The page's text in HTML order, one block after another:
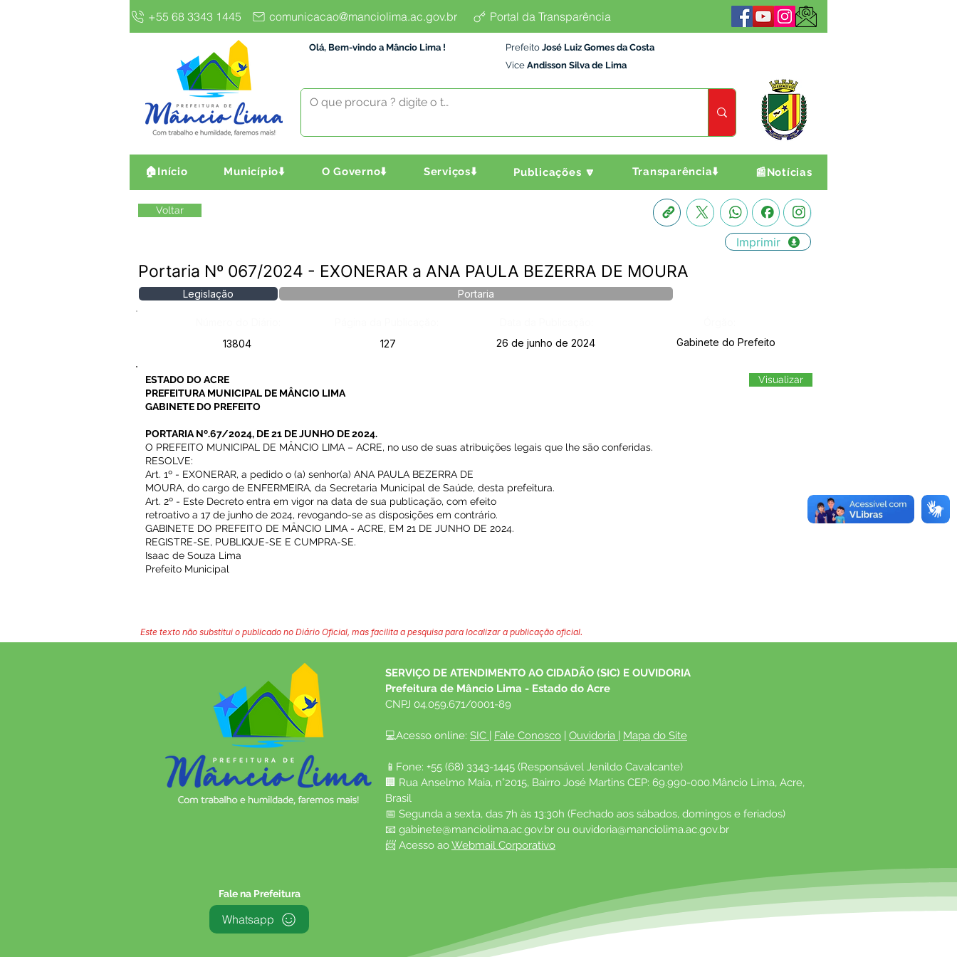
+55 68 3343 1445 comunicacao@manciolima.ac.gov.br Portal da Transparência
Olá, Bem-vindo a Mâncio Lima ! Prefeito José Luiz Gomes da Costa
Vice Andisson Silva de Lima
🏠Início Município⬇️ O Governo⬇️ Serviços⬇️ Publicações 🔽 Transparência⬇️ 📰Notícias
Voltar
Imprimir
Portaria Nº 067/2024 - EXONERAR a ANA PAULA BEZERRA DE MOURA
Legislação Portaria
13804
127 26 de junho de 2024 Gabinete do Prefeito
ESTADO DO ACRE
PREFEITURA MUNICIPAL DE MÂNCIO LIMA
GABINETE DO PREFEITO
PORTARIA Nº.67/2024, DE 21 DE JUNHO DE 2024.
O PREFEITO MUNICIPAL DE MÂNCIO LIMA – ACRE, no uso de suas atribuições legais que lhe são conferidas.
RESOLVE:
Art. 1º - EXONERAR, a pedido o (a) senhor(a) ANA PAULA BEZERRA DE
MOURA, do cargo de ENFERMEIRA, da Secretaria Municipal de Saúde, desta prefeitura.
Art. 2º - Este Decreto entra em vigor na data de sua publicação, com efeito
retroativo a 17 de junho de 2024, revogando-se as disposições em contrário.
GABINETE DO PREFEITO DE MÂNCIO LIMA - ACRE, EM 21 DE JUNHO DE 2024.
REGISTRE-SE, PUBLIQUE-SE E CUMPRA-SE.
Isaac de Souza Lima
Prefeito Municipal
Visualizar
Este texto não substitui o publicado no Diário Oficial, mas facilita a pesquisa para localizar a publicação oficial.
SERVIÇO DE ATENDIMENTO AO CIDADÃO (SIC) E OUVIDORIA
Prefeitura de Mâncio Lima - Estado do Acre
CNPJ 04.059.671/0001-89
💻Acesso online: SIC | Fale Conosco | Ouvidoria | Mapa do Site
📱Fone: +55 (68) 3343-1445 (Responsável Jenildo Cavalcante)
🏢 Rua Anselmo Maia, n°2015, Bairro José Martins CEP: 69.990-000.Mâncio Lima, Acre,
Brasil
📅 Segunda a sexta, das 7h às 13:30h (Fechado aos sábados, domingos e feriados)
📧 gabinete@manciolima.ac.gov.br ou ouvidoria@manciolima.ac.gov.br
📨 Acesso ao Webmail Corporativo
Fale na Prefeitura
Whatsapp